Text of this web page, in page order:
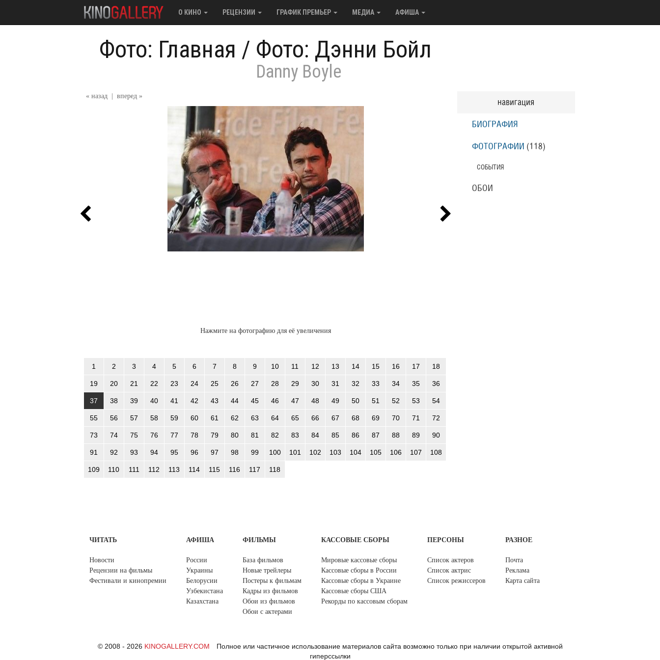
О КИНО РЕЦЕНЗИИ ГРАФИК ПРЕМЬЕР МЕДИА АФИША
Фото: Главная / Фото: Дэнни Бойл
Danny Boyle
« назад вперед »
Нажмите на фотографию для её увеличения
1 2 3 4 5 6 7 8 9 10 11 12 13 14 15 16 17 18
19 20 21 22 23 24 25 26 27 28 29 30 31 32 33 34 35 36
37 38 39 40 41 42 43 44 45 46 47 48 49 50 51 52 53 54
55 56 57 58 59 60 61 62 63 64 65 66 67 68 69 70 71 72
73 74 75 76 77 78 79 80 81 82 83 84 85 86 87 88 89 90
91 92 93 94 95 96 97 98 99 100 101 102 103 104 105 106 107 108
109 110 111 112 113 114 115 116 117 118
навигация
БИОГРАФИЯ
ФОТОГРАФИИ (118)
СОБЫТИЯ
ОБОИ
ЧИТАТЬ
Новости
Рецензии на фильмы
Фестивали и кинопремии
АФИША
России
Украины
Белорусии
Узбекистана
Казахстана
ФИЛЬМЫ
База фильмов
Новые трейлеры
Постеры к фильмам
Кадры из фильмов
Обои из фильмов
Обои с актерами
КАССОВЫЕ СБОРЫ
Мировые кассовые сборы
Кассовые сборы в России
Кассовые сборы в Украине
Кассовые сборы США
Рекорды по кассовым сборам
ПЕРСОНЫ
Список актеров
Список актрис
Список режиссеров
РАЗНОЕ
Почта
Реклама
Карта сайта
© 2008 - 2026 KINOGALLERY.COM
Полное или частичное использование материалов сайта возможно только при наличии открытой активной
гиперссылки